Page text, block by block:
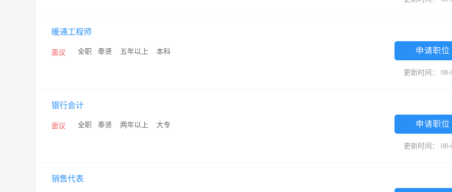
暖通工程师
面议 全职 奉贤 五年以上 本科 申请职位
更新时间： 08-
银行会计
面议 全职 奉贤 两年以上 大专 申请职位
更新时间： 08-
销售代表